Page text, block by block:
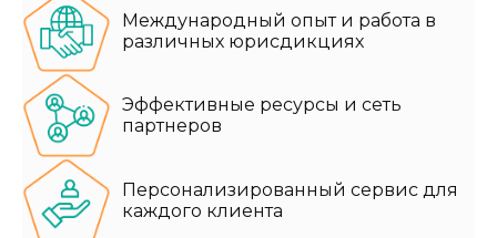
Международный опыт и работа в
различных юрисдикциях
Эффективные ресурсы и сеть
партнеров
Персонализированный сервис для
каждого клиента